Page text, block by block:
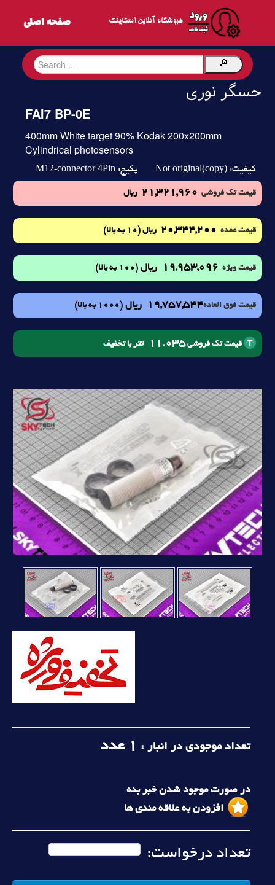
فروشگاه آنلاین اسکایتک
حسگر نوری
FAI7 BP-0E
400mm White target 90% Kodak 200x200mm
Cylindrical photosensors
کیفیت: Not original(copy) پکیج: M12-connector 4Pin
قیمت تک فروشی 21,321,960 ریال
قیمت عمده 20,344,200 ریال (10 به بالا)
قیمت ویژه 19,953,096 ریال (100 به بالا)
قیمت فوق العاده19,757,544 ریال (1000 به بالا)
قیمت تک فروشی11.035 تتر با تخفیف
تعداد موجودی در انبار : 1 عدد
در صورت موجود شدن خبر بده
افزودن به علاقه مندی ها
تعداد درخواست: